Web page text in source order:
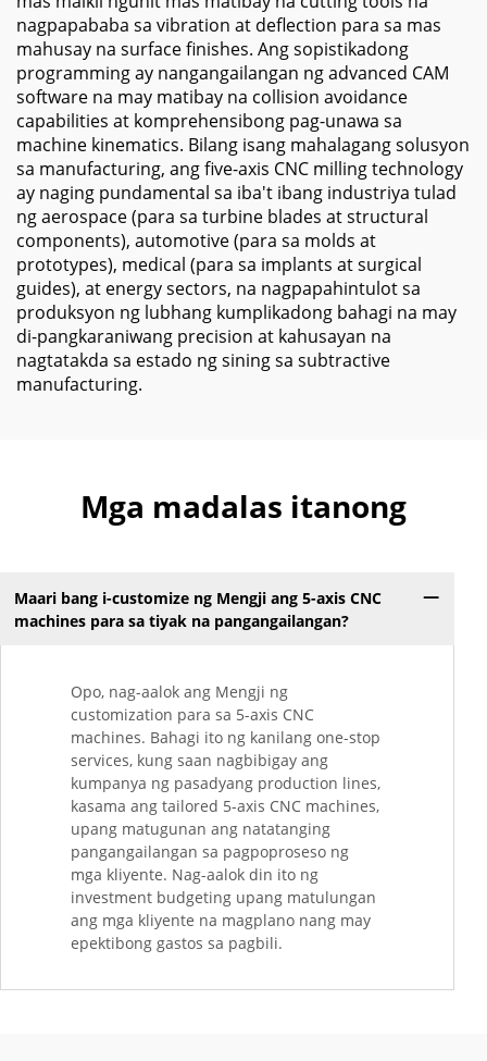
nagpapababa sa vibration at deflection para sa mas
mahusay na surface finishes. Ang sopistikadong
programming ay nangangailangan ng advanced CAM
software na may matibay na collision avoidance
capabilities at komprehensibong pag-unawa sa
machine kinematics. Bilang isang mahalagang solusyon
sa manufacturing, ang five-axis CNC milling technology
ay naging pundamental sa iba't ibang industriya tulad
ng aerospace (para sa turbine blades at structural
components), automotive (para sa molds at
prototypes), medical (para sa implants at surgical
guides), at energy sectors, na nagpapahintulot sa
produksyon ng lubhang kumplikadong bahagi na may
di-pangkaraniwang precision at kahusayan na
nagtatakda sa estado ng sining sa subtractive
manufacturing.
Mga madalas itanong
Maari bang i-customize ng Mengji ang 5-axis CNC
machines para sa tiyak na pangangailangan?
Opo, nag-aalok ang Mengji ng
customization para sa 5-axis CNC
machines. Bahagi ito ng kanilang one-stop
services, kung saan nagbibigay ang
kumpanya ng pasadyang production lines,
kasama ang tailored 5-axis CNC machines,
upang matugunan ang natatanging
pangangailangan sa pagpoproseso ng
mga kliyente. Nag-aalok din ito ng
investment budgeting upang matulungan
ang mga kliyente na magplano nang may
epektibong gastos sa pagbili.